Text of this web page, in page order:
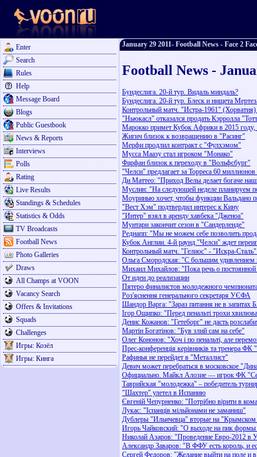
Enter
Search
Rules
Help
Message Board
Blogs
Public Guestbook
News & Reports
Interviews
Polls
Rating
Live Results
Standings & Schedules
Statistics & Odds
TV Broadcasts
Football News
Photo Galleries
Draws
All Champs at VOON
Vacancy Search
Offers & Invitations
Squads
Challenges
Игры: Козёл
Игры: Кинга
January 29 2011- Football News - Face 2
Football News -
Бундеслига. 20-й тур. Видаль миндаль?
Бундеслига. 20-й тур. Блеск и нищета
Контрольный матч. "Истра-1961"
"Ньюкасл" отказался продать Кэрролла
Марокко примет Кубок Африки в 2015
Жигич близок к возвращению в "Расинг"
Мерфи продлил контракт с "Фулхэмом"
Мусса Маазу стал игроком "Монако"
Фарфан близок к переходу в "Вольфсбург"
"Челси" предлагает за Торреса 60
Ди Маттео: "Приход Велы делает богаче
Муслин: "На следующей неделе планируем
Моуринью хочет, чтобы функции Вальдано
"Вест Хэм" подтвердил интерес к Кину
"Интер" взял в аренду хавбека "Дженоа"
Мунтари закончит сезон в "Сандерленде"
Реднапп: "Мы не можем себе позволить
Кубок Англии. 4-й раунд."Челси" ждет
Контрольный матч. "Гелиос" - "Искра-
Ольга Смородская: "С большим удивлением
Михаил Михайлов: "Пока речь о постоянной
От идеи до реализации
Пятеро финалистов молодежного
Роз'яснення генерального секретаря УЄФА
Шандор Варга: "Зараз питання не в запитах
Ігор Ощипко: "Перед пенальті трохи
Денис Кожанов: "Гетеборг" не дасть
Мартін Богатінов: "Був злий сам на себе"
Олег Кононов: "Хоч і по пенальті, але
Прес-конференція керівників та тренера ФК
Рафинья не перейдет в "Металлист"
Девич может перебраться в московское
Официально. Майкл Алозие — игрок ФК
Таврийская "молодежка" – победитель
"Шахтер" улетел в Испанию
Євгеній Чепурненко: "Потрібно вірити в
Лукас: "Іспанців мільйонами не заманиш"
Дублеры "Ильичевца" вторые на "Крымском
Игорь Чайковский: "О выходе на пик формы
Николай Азаров: "Проведение Евро-2012 в
Александр Заваров: "В ФФУ есть король, и
Сергей Федоров: "Желание выйти на поле и